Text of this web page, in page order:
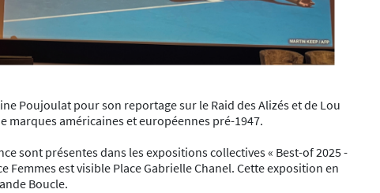
Poujoulat pour son reportage sur le Raid des Alizés et de Lou
marques américaines et européennes pré-1947.
sont présentes dans les expositions collectives « Best-of 2025 -
Femmes est visible Place Gabrielle Chanel. Cette exposition en
Boucle.